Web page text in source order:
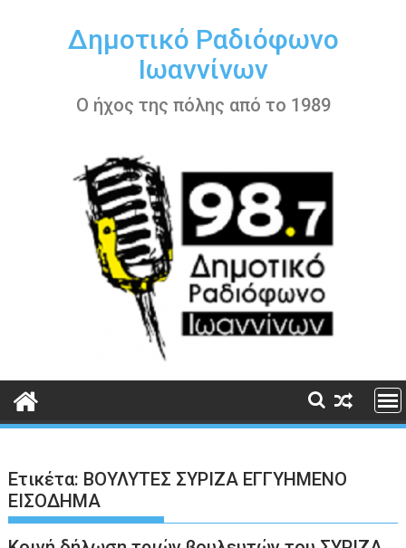
περιεχόμενοΔημοτικό Ραδιόφωνο
Ιωαννίνων
Ο ήχος της πόλης από το 1989
Ετικέτα: ΒΟΥΛΥΤΕΣ ΣΥΡΙΖΑ ΕΓΓΥΗΜΕΝΟ
ΕΙΣΟΔΗΜΑ